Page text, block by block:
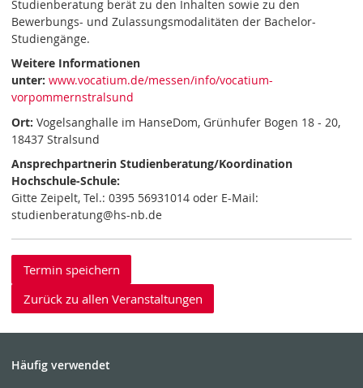
Studienberatung berät zu den Inhalten sowie zu den
Bewerbungs- und Zulassungsmodalitäten der Bachelor-
Studiengänge.
Weitere Informationen
unter:www.vocatium.de/messen/info/vocatium-
vorpommernstralsund
Ort:Vogelsanghalle im HanseDom, Grünhufer Bogen 18 - 20,
18437 Stralsund
Ansprechpartnerin Studienberatung/Koordination
Hochschule-Schule:
Gitte Zeipelt, Tel.: 0395 56931014 oder E-Mail:
studienberatung@hs-nb.de
Termin speichern
Zurück zu allen Veranstaltungen
Häufig verwendet